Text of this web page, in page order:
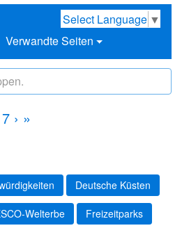
Select Language ▼
Verwandte Seiten
7 › »
Deutsche Küsten
Welterbe Freizeitparks